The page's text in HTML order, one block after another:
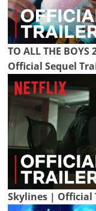
TO ALL THE
Official Sequel
Skylines |